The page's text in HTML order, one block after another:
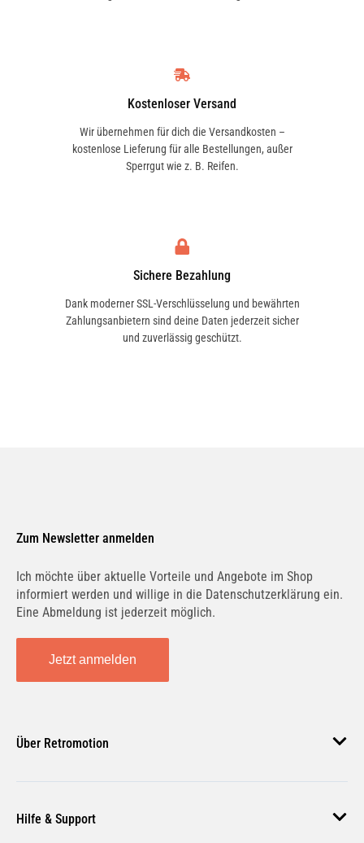
Kostenloser Versand
Wir übernehmen für dich die Versandkosten –
kostenlose Lieferung für alle Bestellungen, außer
Sperrgut wie z. B. Reifen.
Sichere Bezahlung
Dank moderner SSL-Verschlüsselung und bewährten
Zahlungsanbietern sind deine Daten jederzeit sicher
und zuverlässig geschützt.
Zum Newsletter anmelden
Ich möchte über aktuelle Vorteile und Angebote im Shop
informiert werden und willige in die Datenschutzerklärung ein.
Eine Abmeldung ist jederzeit möglich.
Jetzt anmelden
Über Retromotion
Unsere Jobs
Hilfe & Support